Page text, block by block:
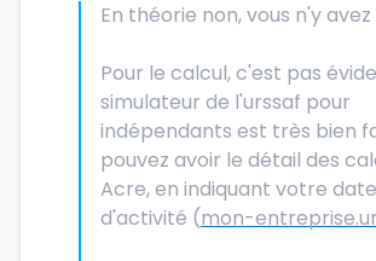
En théorie non, vous n'y
Pour le calcul, c'est pas
simulateur de l'urssaf pour
indépendants est très bien
pouvez avoir le détail des
Acre, en indiquant votre
d'activité (mon-